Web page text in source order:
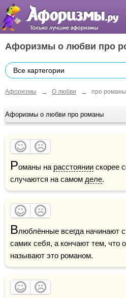
Афоризмы о любви про
Все картегории
Афоризмы → О любви → про романы
Афоризмы о любви про романы
Романы на расстоянии скорее
случаются на самом деле.
Влюблённые всегда начинают
самих себя, а кончают тем, что
называют это романом.